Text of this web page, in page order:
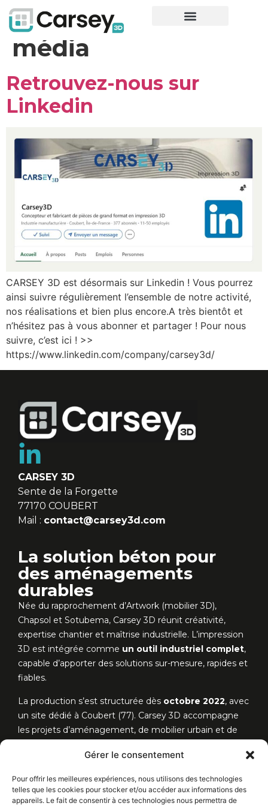
Gérer le consentement
Pour offrir les meilleures expériences, nous utilisons des technologies
telles que les cookies pour stocker et/ou accéder aux informations des
appareils. Le fait de consentir à ces technologies nous permettra de
Étiquette :
Social
média
Retrouvez-nous sur
Linkedin
CARSEY 3D est désormais sur Linkedin ! ‪Vous pourrez
ainsi suivre régulièrement l’ensemble de notre activité,
nos réalisations et bien plus encore.A très bientôt et
n’hésitez pas à vous abonner et partager ! Pour nous
suivre, c’est ici ! >>
https://www.linkedin.com/company/carsey3d/
CARSEY 3D
Sente de la Forgette
77170 COUBERT
Mail : contact@carsey3d.com
La solution béton pour
des aménagements
durables
Née du rapprochement d’Artwork (mobilier 3D),
Chapsol et Sotubema, Carsey 3D réunit créativité,
expertise chantier et maîtrise industrielle. L’impression
3D est intégrée comme un outil industriel complet,
capable d’apporter des solutions sur-mesure, rapides et
fiables.
La production s’est structurée dès octobre 2022, avec
un site dédié à Coubert (77). Carsey 3D accompagne
les projets d’aménagement, de mobilier urbain et de
innovante et pragmatique.
Une belle illustration de la force du Groupe Carsey :
allier innovation et savoir-faire historiquepour